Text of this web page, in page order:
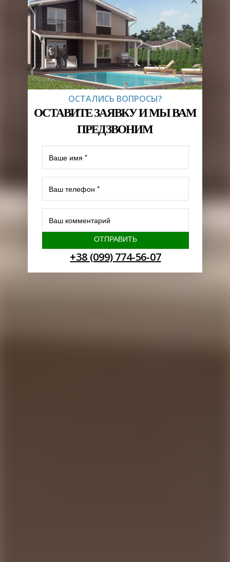
ОСТАВИТЕ ЗАЯВКУ И МЫ ВАМ
ПРЕДЗВОНИМ
ОСТАЛИСЬ ВОПРОСЫ?
+38 (099) 774-56-07